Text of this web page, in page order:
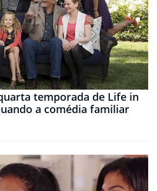
temporada de Life in
a comédia familiar